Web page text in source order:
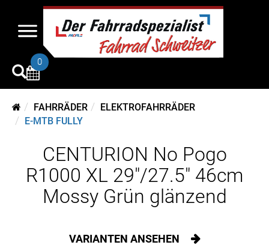
0
FAHRRÄDER
ELEKTROFAHRRÄDER
E-MTB FULLY
CENTURION No Pogo
R1000 XL 29"/27.5" 46cm
Mossy Grün glänzend
VARIANTEN ANSEHEN